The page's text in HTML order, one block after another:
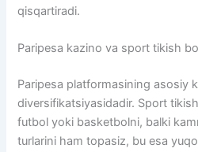
qisqartiradi.
Paripesa kazino va sport tikish
Paripesa platformasining asosiy
diversifikatsiyasidadir. Sport
futbol yoki basketbolni, balki
turlarini ham topasiz, bu esa